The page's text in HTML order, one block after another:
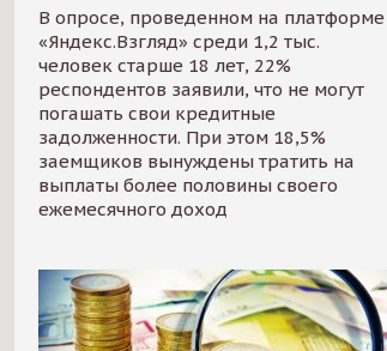
В опросе, проведенном на платформе
«Яндекс.Взгляд» среди 1,2 тыс.
человек старше 18 лет, 22%
респондентов заявили, что не могут
погашать свои кредитные
задолженности. При этом 18,5%
заемщиков вынуждены тратить на
выплаты более половины своего
ежемесячного доход